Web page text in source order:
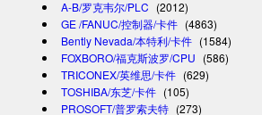
A-B/罗克韦尔/PLC (2012)
GE /FANUC/控制器/卡件 (4863)
Bently Nevada/本特利/卡件 (1584)
FOXBORO/福克斯波罗/CPU (586)
TRICONEX/英维思/卡件 (629)
TOSHIBA/东芝/卡件 (105)
PROSOFT/普罗索夫特 (273)